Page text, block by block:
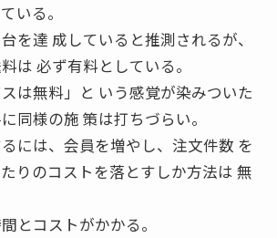
いる。
を達 成していると推測されるが、
は 必ず有料としている。
は無料」と いう感覚が染みついた
同様の施 策は打ちづらい。
には、会員を増やし、注文件数 を
りのコストを落とすしか方法は 無
とコストがかかる。